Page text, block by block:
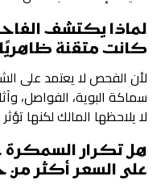
لماذا يكتشف
كانت متقنة
لأن الفحص لا يعتمد على
سماكة البوية، الفواصل،
لا يلاحظها المالك لكنها
هل تكرار السمكرة
على السعر أكثر